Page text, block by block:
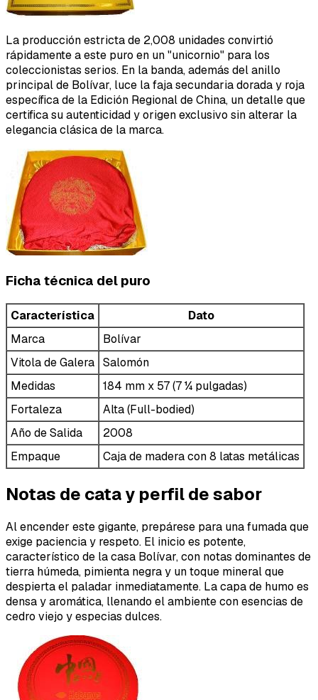
La producción estricta de 2,008 unidades convirtió
rápidamente a este puro en un "unicornio" para los
coleccionistas serios. En la banda, además del anillo
principal de Bolívar, luce la faja secundaria dorada y roja
específica de la Edición Regional de China, un detalle que
certifica su autenticidad y origen exclusivo sin alterar la
elegancia clásica de la marca.
Ficha técnica del puro
Característica
Dato
Marca
Bolívar
Vitola de Galera Salomón
Medidas
184 mm x 57 (7 ¼ pulgadas)
Fortaleza
Alta (Full-bodied)
Año de Salida
2008
Empaque
Caja de madera con 8 latas metálicas
Notas de cata y perfil de sabor
Al encender este gigante, prepárese para una fumada que
exige paciencia y respeto. El inicio es potente,
característico de la casa Bolívar, con notas dominantes de
tierra húmeda, pimienta negra y un toque mineral que
despierta el paladar inmediatamente. La capa de humo es
densa y aromática, llenando el ambiente con esencias de
cedro viejo y especias dulces.